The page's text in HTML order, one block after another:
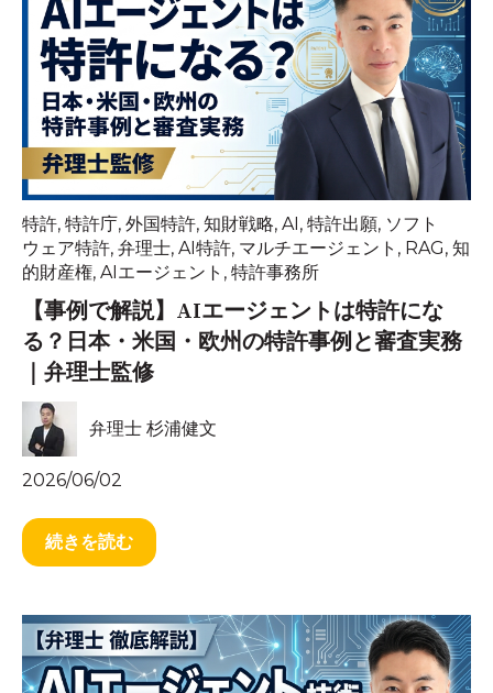
特許, 特許庁, 外国特許, 知財戦略, AI, 特許出願, ソフト
ウェア特許, 弁理士, AI特許, マルチエージェント , RAG, 知
的財産権, AIエージェント , 特許事務所
【事例で解説】AIエージェントは特許にな
る？日本・米国・欧州の特許事例と審査実務
｜弁理士監修
弁理士 杉浦健文
2026/06/02
続きを読む